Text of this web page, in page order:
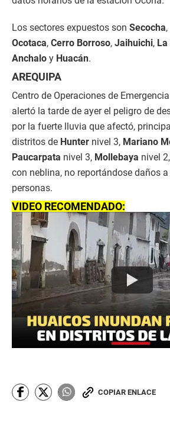
Los sectores expuestos son Secocha,
Ocotaca, Cerro Borroso, Jaihuichi,
Anchalo y Huacán.
AREQUIPA
Centro de Operaciones de
alertó la tarde de ayer el peligro de
por la fuerte lluvia que afectó,
distritos de Hunter nivel 3, Mariano
Paucarpata nivel 3, Mollebaya nivel 2,
con neblina, no reportándose daños
personas.
VIDEO RECOMENDADO:
COPIAR ENLACE